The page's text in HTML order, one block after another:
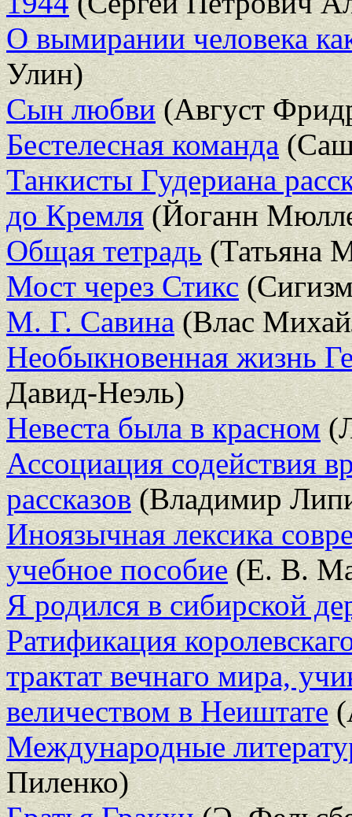
О вымирании человека
Улин)
Сын любви(Август
Бестелесная команда
Танкисты Гудериана
до Кремля(Йоганн
Общая тетрадь(Татьяна
Мост через Стикс
М. Г. Савина(Влас
Необыкновенная жизнь
Давид-Неэль)
Невеста была в красном
Ассоциация содействия
рассказов(Владимир
Иноязычная лексика
учебное пособие(Е. В.
Я родился в сибирской
Ратификация
трактат вечнаго мира,
величеством в Неиштате
Международные
Пиленко)